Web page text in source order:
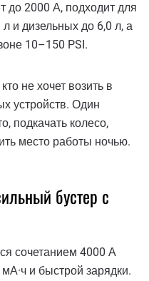
до 2000 А, подходит для
и дизельных до 6,0 л, а
10–150 PSI.
не хочет возить в
устройств. Один
подкачать колесо,
место работы ночью.
бустер с
сочетанием 4000 А
и быстрой зарядки.